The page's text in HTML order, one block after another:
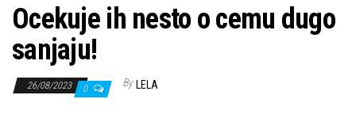
Ocekuje ih nesto o cemu dugo
sanjaju!
26/08/2023 0 By LELA